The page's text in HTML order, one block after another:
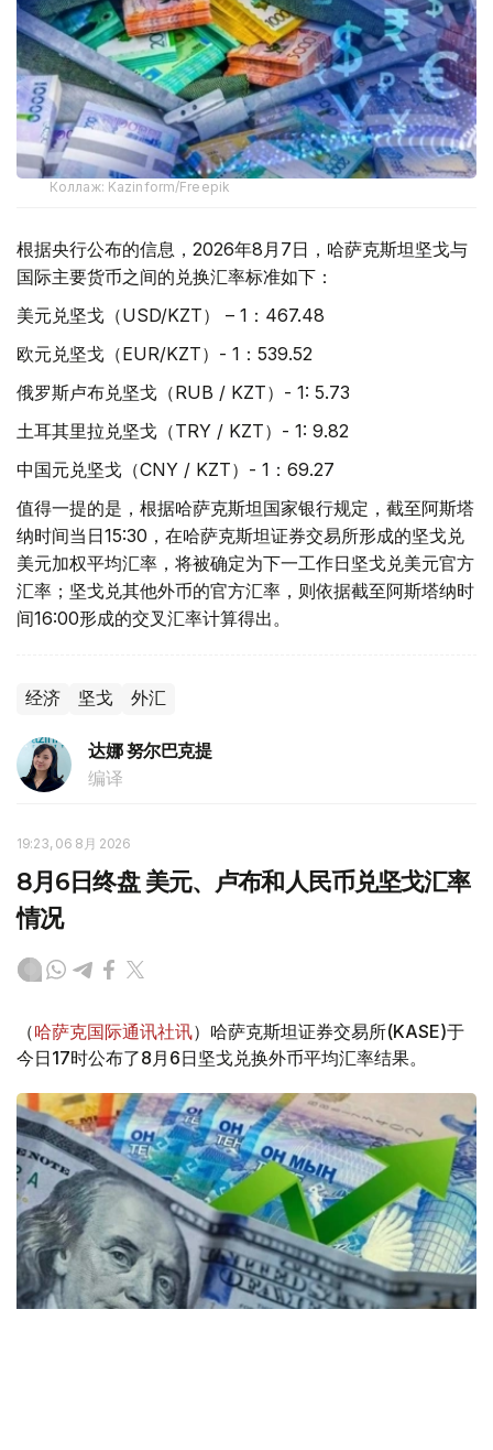
Коллаж: Kazinform/Freepik
根据央行公布的信息，2026年8月7日，哈萨克斯坦坚戈与
国际主要货币之间的兑换汇率标准如下：
美元兑坚戈（USD/KZT） – 1：467.48
欧元兑坚戈（EUR/KZT）- 1：539.52
俄罗斯卢布兑坚戈（RUB / KZT）- 1: 5.73
土耳其里拉兑坚戈（TRY / KZT）- 1: 9.82
中国元兑坚戈（CNY / KZT）- 1：69.27
值得一提的是，根据哈萨克斯坦国家银行规定，截至阿斯塔
纳时间当日15:30，在哈萨克斯坦证券交易所形成的坚戈兑
美元加权平均汇率，将被确定为下一工作日坚戈兑美元官方
汇率；坚戈兑其他外币的官方汇率，则依据截至阿斯塔纳时
间16:00形成的交叉汇率计算得出。
经济 坚戈 外汇
达娜 努尔巴克提
编译
19:23, 06 8月 2026
8月6日终盘 美元、卢布和人民币兑坚戈汇率
情况
（哈萨克国际通讯社讯）哈萨克斯坦证券交易所(KASE)于
今日17时公布了8月6日坚戈兑换外币平均汇率结果。